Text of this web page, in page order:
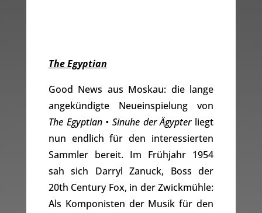
The Egyptian
Good News aus Moskau: die lange
angekündigte Neueinspielung von
The Egyptian • Sinuhe der Ägypterliegt
nun endlich für den interessierten
Sammler bereit. Im Frühjahr 1954
sah sich Darryl Zanuck, Boss der
20th Century Fox, in der Zwickmühle:
Als Komponisten der Musik für den